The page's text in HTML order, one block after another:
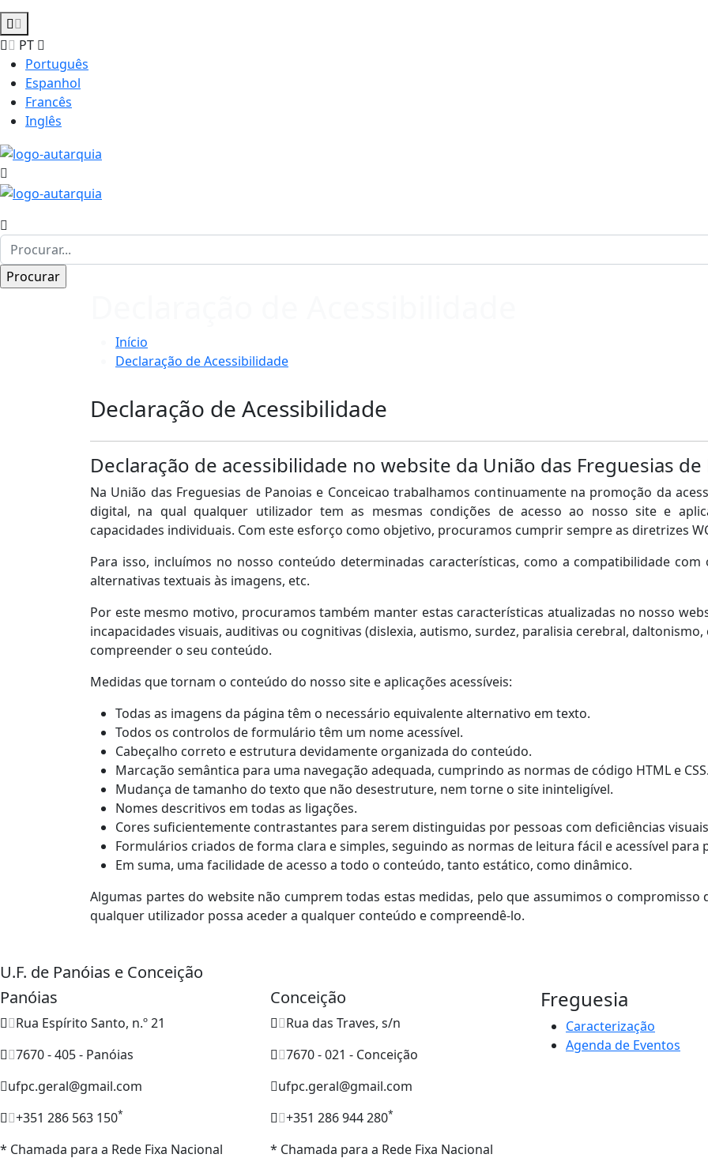
PT
Português
Espanhol
Francês
Inglês
Início
Declaração de Acessibilidade
Declaração de Acessibilidade
Declaração de acessibilidade no website da União das Freguesias de
Na União das Freguesias de Panoias e Conceicao trabalhamos continuamente na promoção da
digital, na qual qualquer utilizador tem as mesmas condições de acesso ao nosso site e
capacidades individuais. Com este esforço como objetivo, procuramos cumprir sempre as diretrizes
Para isso, incluímos no nosso conteúdo determinadas características, como a compatibilidade
alternativas textuais às imagens, etc.
Por este mesmo motivo, procuramos também manter estas características atualizadas no nosso
incapacidades visuais, auditivas ou cognitivas (dislexia, autismo, surdez, paralisia cerebral,
compreender o seu conteúdo.
Medidas que tornam o conteúdo do nosso site e aplicações acessíveis:
Todas as imagens da página têm o necessário equivalente alternativo em texto.
Todos os controlos de formulário têm um nome acessível.
Cabeçalho correto e estrutura devidamente organizada do conteúdo.
Marcação semântica para uma navegação adequada, cumprindo as normas de código HTML e CSS.
Mudança de tamanho do texto que não desestruture, nem torne o site ininteligível.
Nomes descritivos em todas as ligações.
Cores suficientemente contrastantes para serem distinguidas por pessoas com deficiências
Formulários criados de forma clara e simples, seguindo as normas de leitura fácil e acessível para
Em suma, uma facilidade de acesso a todo o conteúdo, tanto estático, como dinâmico.
Algumas partes do website não cumprem todas estas medidas, pelo que assumimos o
qualquer utilizador possa aceder a qualquer conteúdo e compreendê-lo.
U.F. de Panóias e Conceição
Panóias
Rua Espírito Santo, n.º 21
7670 - 405 - Panóias
ufpc.geral@gmail.com
+351 286 563 150*
* Chamada para a Rede Fixa Nacional
Conceição
Rua das Traves, s/n
7670 - 021 - Conceição
ufpc.geral@gmail.com
+351 286 944 280*
* Chamada para a Rede Fixa Nacional
Freguesia
Caracterização
Agenda de Eventos